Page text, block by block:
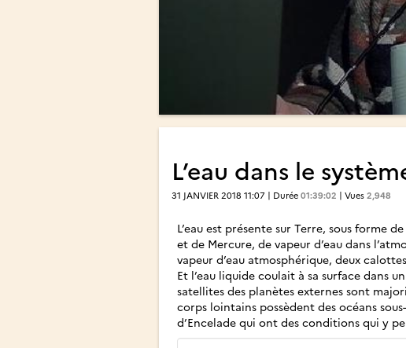
L’eau dans le
31 JANVIER 2018 11:07 | Durée 01:39:02 | Vues 2,948
L’eau est présente sur Terre, sous forme
et de Mercure, de vapeur d’eau dans
vapeur d’eau atmosphérique, deux
Et l’eau liquide coulait à sa surface dans
satellites des planètes externes sont
corps lointains possèdent des océans
d’Encelade qui ont des conditions qui y